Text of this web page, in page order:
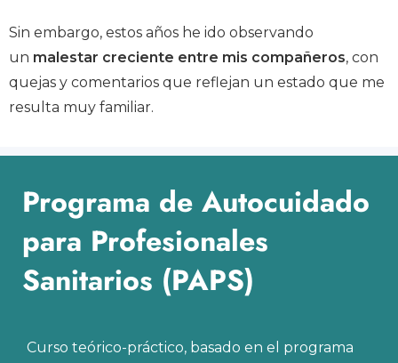
Sin embargo, estos años he ido observando
un malestar creciente entre mis compañeros, con
quejas y comentarios que reflejan un estado que me
resulta muy familiar.
Programa de Autocuidado
para Profesionales
Sanitarios (PAPS)
Curso teórico-práctico, basado en el programa